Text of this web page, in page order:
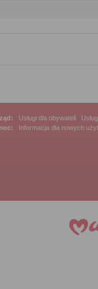
Usługi dla obywateli
Informacja dla nowych